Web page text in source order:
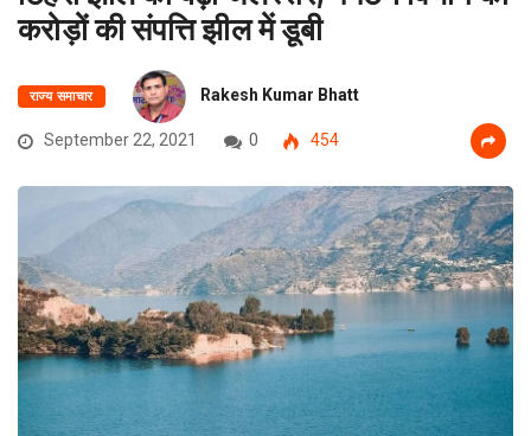
करोड़ों की संपत्ति झील में डूबी
राज्य समाचार Rakesh Kumar Bhatt
September 22, 2021 0 454